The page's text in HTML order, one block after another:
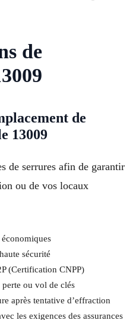
de
de
13009
de serrures afin de garantir
ou de vos locaux
économiques
sécurité
(Certification CNPP)
perte ou vol de clés
après tentative d’effraction
les exigences des assurances